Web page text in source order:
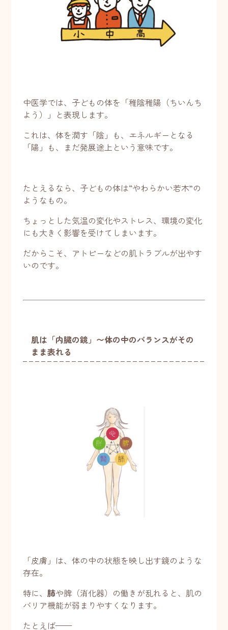
中医学では、子どもの体を「稚陰稚陽（ちいんち
よう）」と表現します。
これは、体を潤す「陰」も、エネルギーとなる
「陽」も、まだ発展途上という意味です。
たとえるなら、子どもの体は“やわらかい若木”の
ようなもの。
ちょっとした気温の変化やストレス、環境の変化
にも大きく影響を受けてしまいます。
だからこそ、アトピーなどの肌トラブルが出やす
いのです。
肌は「内臓の鏡」〜体の中のバランスがその
まま表れる
「皮膚」は、体の中の状態を映し出す鏡のような
存在。
特に、 肺や脾（消化器）の働きが乱れると、肌の
バリア機能が弱まりやすくなります。
たとえば——